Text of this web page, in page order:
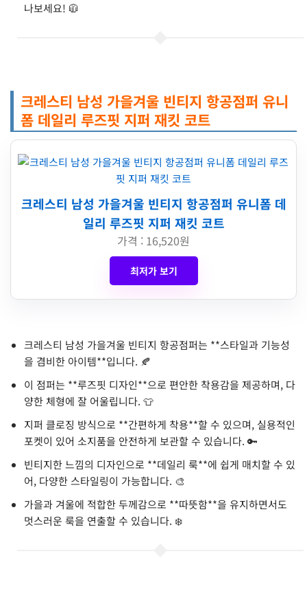
나보세요! 🧥
크레스티 남성 가을겨울 빈티지 항공점퍼 유니
폼 데일리 루즈핏 지퍼 재킷 코트
크레스티 남성 가을겨울 빈티지 항공점퍼 유니폼 데
일리 루즈핏 지퍼 재킷 코트
가격 : 16,520원
최저가 보기
크레스티 남성 가을겨울 빈티지 항공점퍼는 **스타일과 기능성
을 겸비한 아이템**입니다. 🍂
이 점퍼는 **루즈핏 디자인**으로 편안한 착용감을 제공하며, 다
양한 체형에 잘 어울립니다. 👕
지퍼 클로징 방식으로 **간편하게 착용**할 수 있으며, 실용적인
포켓이 있어 소지품을 안전하게 보관할 수 있습니다. 🔑
빈티지한 느낌의 디자인으로 **데일리 룩**에 쉽게 매치할 수 있
어, 다양한 스타일링이 가능합니다. 🎨
가을과 겨울에 적합한 두께감으로 **따뜻함**을 유지하면서도
멋스러운 룩을 연출할 수 있습니다. ❄️